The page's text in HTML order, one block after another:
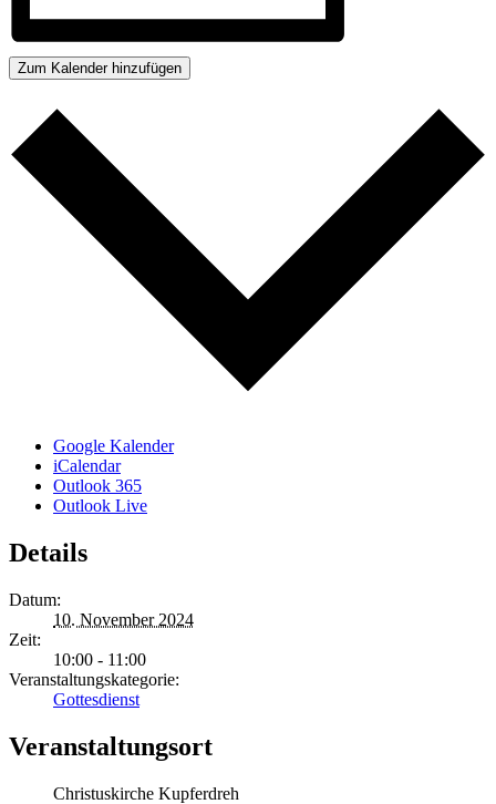
Zum Kalender hinzufügen
Google Kalender
iCalendar
Outlook 365
Outlook Live
Details
Datum:
10. November 2024
Zeit:
10:00 - 11:00
Veranstaltungskategorie:
Gottesdienst
Veranstaltungsort
Christuskirche Kupferdreh